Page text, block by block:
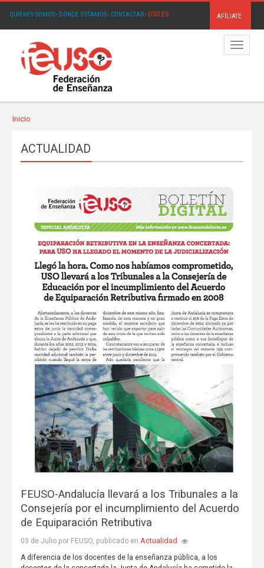
QUIÉNES SOMOS· DÓNDE ESTAMOS· CONTACTAR· USO.ES AFÍLIATE
Menú
Inicio
ACTUALIDAD
FEUSO-Andalucía llevará a los Tribunales a la
Consejería por el incumplimiento del Acuerdo
de Equiparación Retributiva
03 de Julio por FEUSO, publicado en Actualidad
A diferencia de los docentes de la enseñanza pública, a los